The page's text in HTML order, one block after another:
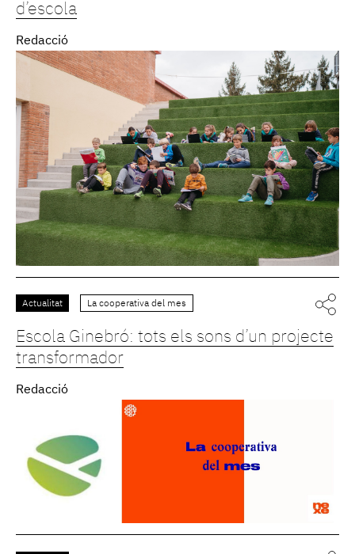
d’escola
Redacció
Actualitat La cooperativa del mes
Escola Ginebró: tots els sons d’un projecte
transformador
Redacció